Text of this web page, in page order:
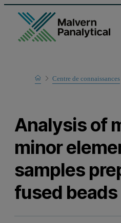
Home
Learn
Centre de connaissances
Analysis of
minor
samples
fused beads